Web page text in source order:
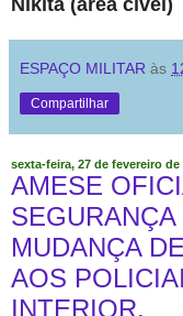
Nikita (área cível)
ESPAÇO MILITAR às
Compartilhar
sexta-feira, 27 de fevereiro de
AMESE
MUDANÇA
AOS
INTERIOR.